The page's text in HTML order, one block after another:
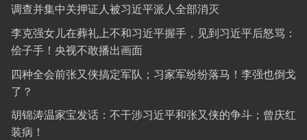
调查并集中关押证人被习近平派人全部消灭
李克强女儿在葬礼上不和习近平握手，见到习近平后怒骂：
侩子手！央视不敢播出画面
四种全会前张又侠搞定军队；习家军纷纷落马！李强也倒戈
了？
胡锦涛温家宝发话：不干涉习近平和张又侠的争斗；曾庆红
装病！